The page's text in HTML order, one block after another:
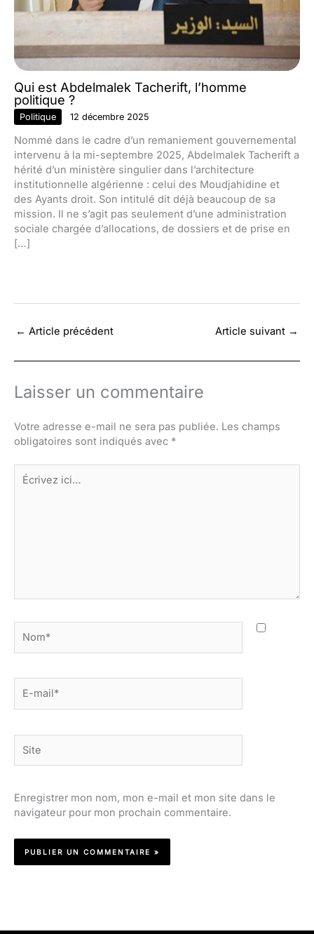
Qui est Abdelmalek Tacherift, l’homme
politique ?
Politique 12 décembre 2025
Nommé dans le cadre d’un remaniement gouvernemental
intervenu à la mi-septembre 2025, Abdelmalek Tacherift a
hérité d’un ministère singulier dans l’architecture
institutionnelle algérienne : celui des Moudjahidine et
des Ayants droit. Son intitulé dit déjà beaucoup de sa
mission. Il ne s’agit pas seulement d’une administration
sociale chargée d’allocations, de dossiers et de prise en
[…]
← Article précédent Article suivant →
Laisser un commentaire
Votre adresse e-mail ne sera pas publiée. Les champs
obligatoires sont indiqués avec *
Écrivez
ici…
mail*
Enregistrer mon nom, mon e-mail et mon site dans le
navigateur pour mon prochain commentaire.